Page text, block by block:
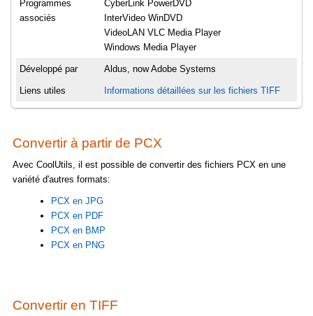
Programmes
associés
CyberLink PowerDVD
InterVideo WinDVD
VideoLAN VLC Media Player
Windows Media Player
Développé par Aldus, now Adobe Systems
Liens utiles Informations détaillées sur les fichiers TIFF
Convertir à partir de PCX
Avec CoolUtils, il est possible de convertir des fichiers PCX en une
variété d'autres formats:
PCX en JPG
PCX en PDF
PCX en BMP
PCX en PNG
Convertir en TIFF